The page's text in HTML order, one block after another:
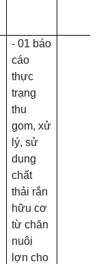
- 01 báo
cáo
thực
trạng
thu
gom, xử
lý, sử
dụng
chất
thải rắn
hữu cơ
từ chăn
nuôi
lợn cho